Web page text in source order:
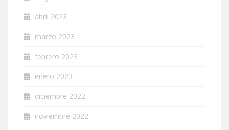
abril 2023
marzo 2023
febrero 2023
enero 2023
diciembre 2022
noviembre 2022